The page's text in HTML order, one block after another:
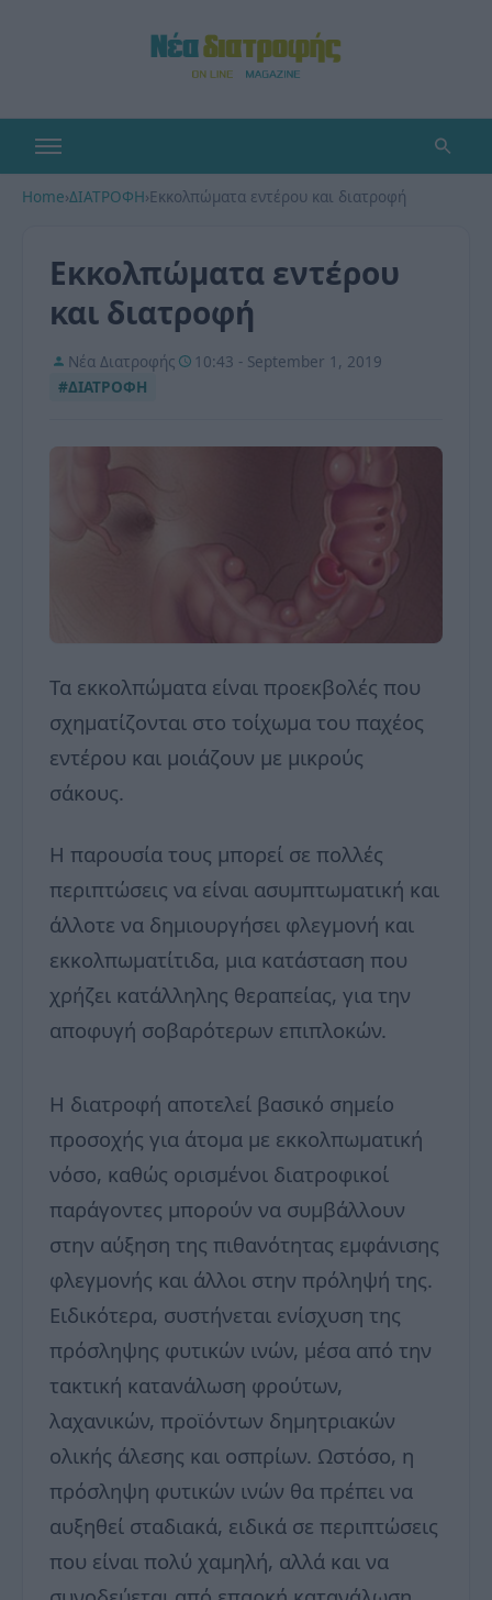
Home›ΔΙΑΤΡΟΦΗ›Εκκολπώματα εντέρου και διατροφή
Εκκολπώματα εντέρου
και διατροφή
Νέα Διατροφής
10:43 - September 1, 2019
#ΔΙΑΤΡΟΦΗ
Τα εκκολπώματα είναι προεκβολές που
σχηματίζονται στο τοίχωμα του παχέος
εντέρου και μοιάζουν με μικρούς
σάκους.
Η παρουσία τους μπορεί σε πολλές
περιπτώσεις να είναι ασυμπτωματική και
άλλοτε να δημιουργήσει φλεγμονή και
εκκολπωματίτιδα, μια κατάσταση που
χρήζει κατάλληλης θεραπείας, για την
αποφυγή σοβαρότερων επιπλοκών.
Η διατροφή αποτελεί βασικό σημείο
προσοχής για άτομα με εκκολπωματική
νόσο, καθώς ορισμένοι διατροφικοί
παράγοντες μπορούν να συμβάλλουν
στην αύξηση της πιθανότητας εμφάνισης
φλεγμονής και άλλοι στην πρόληψή της.
Ειδικότερα, συστήνεται ενίσχυση της
πρόσληψης φυτικών ινών, μέσα από την
τακτική κατανάλωση φρούτων,
λαχανικών, προϊόντων δημητριακών
ολικής άλεσης και οσπρίων. Ωστόσο, η
πρόσληψη φυτικών ινών θα πρέπει να
αυξηθεί σταδιακά, ειδικά σε περιπτώσεις
που είναι πολύ χαμηλή, αλλά και να